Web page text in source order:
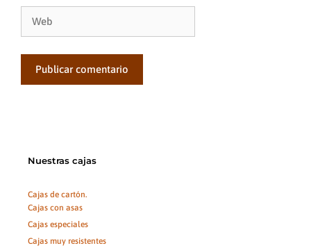
Nuestras cajas
Cajas de cartón.
Cajas con asas
Cajas especiales
Cajas muy resistentes